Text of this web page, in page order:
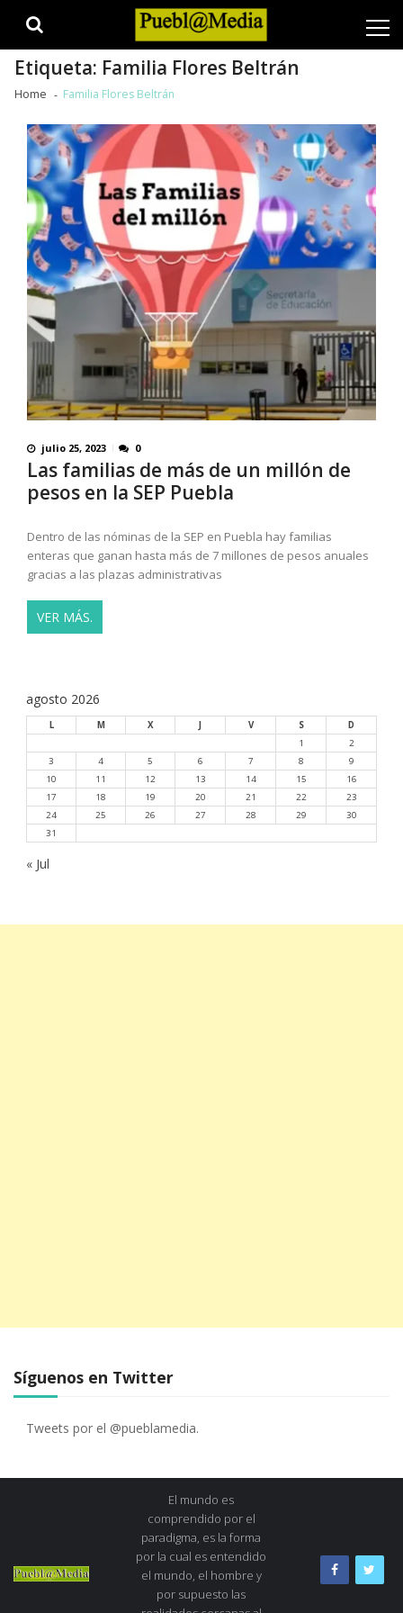
Etiqueta: Familia Flores Beltrán
Home Familia Flores Beltrán
julio 25, 2023 0
Las familias de más de un millón de
pesos en la SEP Puebla
Dentro de las nóminas de la SEP en Puebla hay familias
enteras que ganan hasta más de 7 millones de pesos anuales
gracias a las plazas administrativas
VER MÁS.
agosto 2026
L M X V S
D
1
2
3
4 5 6 7 8
9
10
11 12 13 14 15
16
17
18 19 20 21 22
23
24
25 26 27 28 29
30
31
« Jul
Síguenos en Twitter
Tweets por el @pueblamedia.
El mundo es
comprendido por el
paradigma, es la forma
por la cual es entendido
el mundo, el hombre y
por supuesto las